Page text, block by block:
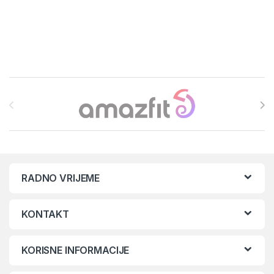
RADNO VRIJEME
KONTAKT
KORISNE INFORMACIJE